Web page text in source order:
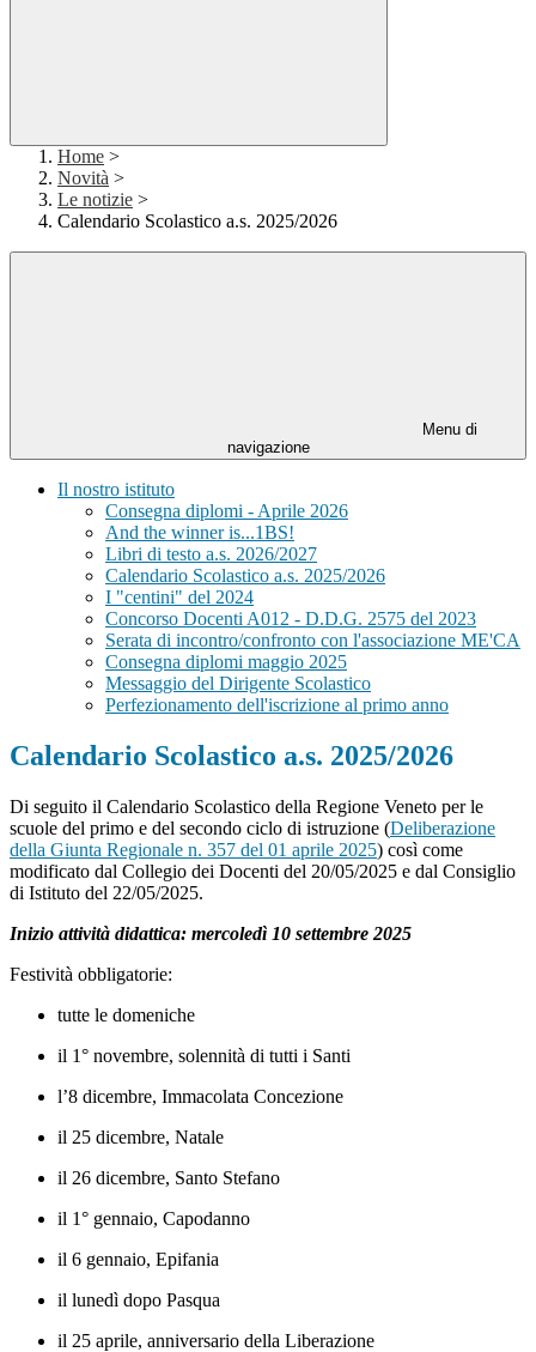
Home >
Novità >
Le notizie >
Calendario Scolastico a.s. 2025/2026
Menu di
navigazione
Il nostro istituto
Consegna diplomi - Aprile 2026
And the winner is...1BS!
Libri di testo a.s. 2026/2027
Calendario Scolastico a.s. 2025/2026
I "centini" del 2024
Concorso Docenti A012 - D.D.G. 2575 del 2023
Serata di incontro/confronto con l'associazione ME'CA
Consegna diplomi maggio 2025
Messaggio del Dirigente Scolastico
Perfezionamento dell'iscrizione al primo anno
Calendario Scolastico a.s. 2025/2026
Di seguito il Calendario Scolastico della Regione Veneto per le
scuole del primo e del secondo ciclo di istruzione (Deliberazione
della Giunta Regionale n. 357 del 01 aprile 2025) così come
modificato dal Collegio dei Docenti del 20/05/2025 e dal Consiglio
di Istituto del 22/05/2025.
Inizio attività didattica: mercoledì 10 settembre 2025
Festività obbligatorie:
tutte le domeniche
il 1° novembre, solennità di tutti i Santi
l’8 dicembre, Immacolata Concezione
il 25 dicembre, Natale
il 26 dicembre, Santo Stefano
il 1° gennaio, Capodanno
il 6 gennaio, Epifania
il lunedì dopo Pasqua
il 25 aprile, anniversario della Liberazione